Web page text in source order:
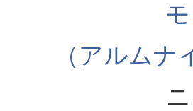
（アルム